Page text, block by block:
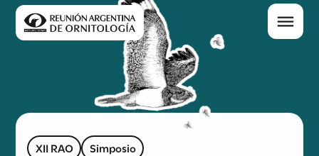
XII RAO Simposio